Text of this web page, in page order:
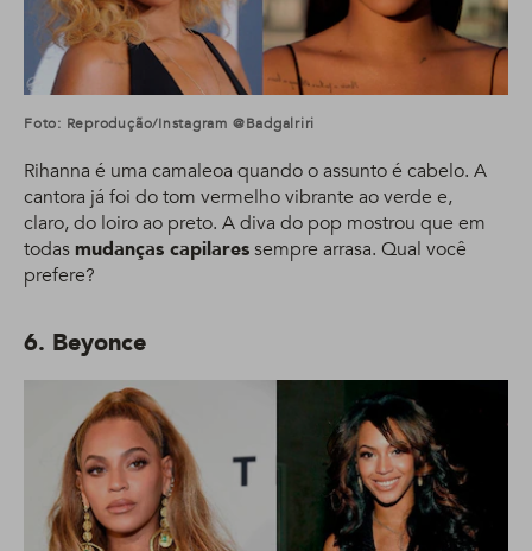
Foto: Reprodução/Instagram @badgalriri
Rihanna é uma camaleoa quando o assunto é cabelo. A
cantora já foi do tom vermelho vibrante ao verde e,
claro, do loiro ao preto. A diva do pop mostrou que em
todasmudanças capilaressempre arrasa. Qual você
prefere?
6. Beyonce